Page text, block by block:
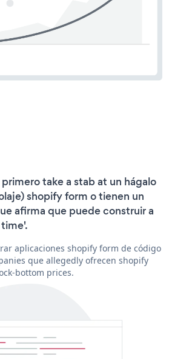
take a stab at un hágalo
shopify form o tienen un
afirma que puede construir a
aplicaciones shopify form de código
que allegedly ofrecen shopify
bottom prices.